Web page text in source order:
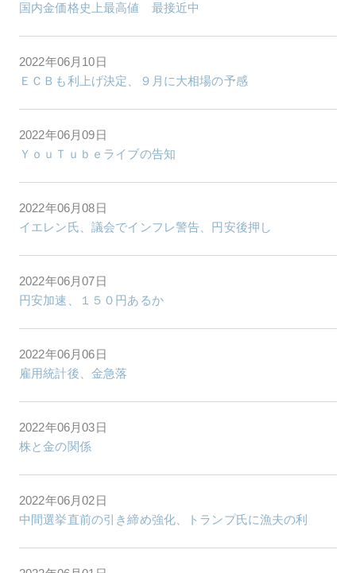
国内金価格史上最高値 最接近中
2022年06月10日
ＥＣＢも利上げ決定、９月に大相場の予感
2022年06月09日
ＹｏｕＴｕｂｅライブの告知
2022年06月08日
イエレン氏、議会でインフレ警告、円安後押し
2022年06月07日
円安加速、１５０円あるか
2022年06月06日
雇用統計後、金急落
2022年06月03日
株と金の関係
2022年06月02日
中間選挙直前の引き締め強化、トランプ氏に漁夫の利